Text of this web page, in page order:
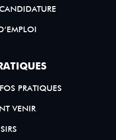
PRATIQUES
VENIR